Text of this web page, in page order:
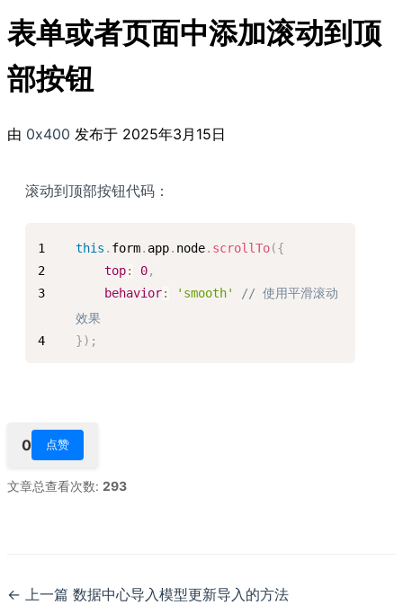
表单或者页面中添加滚动到顶
部按钮
由 0x400 发布于 2025年3月15日
滚动到顶部按钮代码：
this . form. app. node. scrollTo({
top: 0,
behavior: 'smooth'
// 使用平滑滚动
效果
}) ;
0 点赞
文章总查看次数: 293
上一篇 数据中心导入模型更新导入的方法